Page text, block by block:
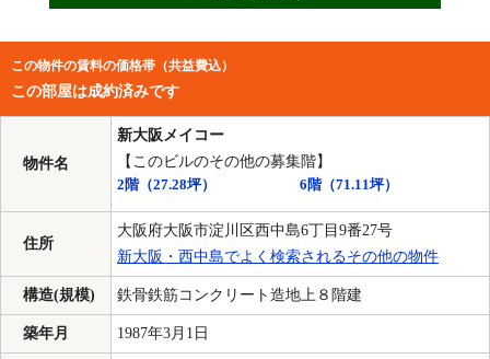
この物件の賃料の価格帯（共益費込）
この部屋は成約済みです
物件名
新大阪メイコー
【このビルのその他の募集階】
2階（27.28坪） 6階（71.11坪）
住所
大阪府大阪市淀川区西中島6丁目9番27号
新大阪・西中島でよく検索されるその他の物件
構造(規模) 鉄骨鉄筋コンクリート造地上８階建
築年月 1987年3月1日